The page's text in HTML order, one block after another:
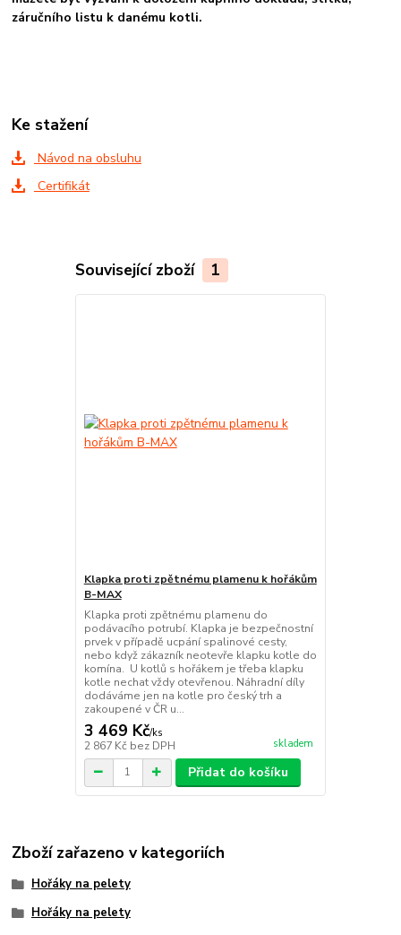
záručního listu k danému kotli.
Ke stažení
Návod na obsluhu
Certifikát
Související zboží 1
Klapka proti zpětnému plamenu k hořákům
B-MAX
Klapka proti zpětnému plamenu do
podávacího potrubí. Klapka je bezpečnostní
prvek v případě ucpání spalinové cesty,
nebo když zákazník neotevře klapku kotle do
komína. U kotlů s hořákem je třeba klapku
kotle nechat vždy otevřenou. Náhradní díly
dodáváme jen na kotle pro český trh a
zakoupené v ČR u...
3 469 Kč/ks
2 867 Kč bez DPH skladem
Přidat do košíku
Zboží zařazeno v kategoriích
Hořáky na pelety
Hořáky na pelety